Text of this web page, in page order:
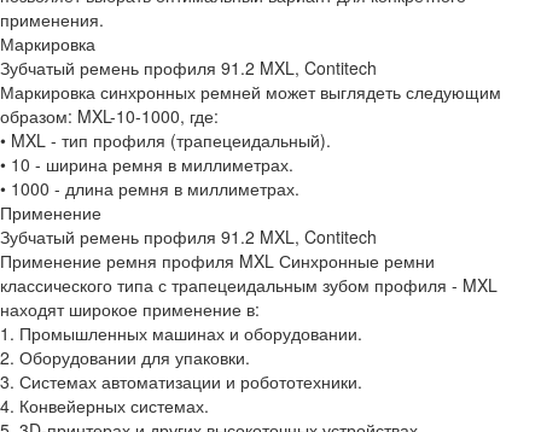
применения.
Маркировка
Зубчатый ремень профиля 91.2 MXL, Contitech
Маркировка синхронных ремней может выглядеть следующим
образом: MXL-10-1000, где:
• MXL - тип профиля (трапецеидальный).
• 10 - ширина ремня в миллиметрах.
• 1000 - длина ремня в миллиметрах.
Применение
Зубчатый ремень профиля 91.2 MXL, Contitech
Применение ремня профиля MXL Синхронные ремни
классического типа с трапецеидальным зубом профиля - MXL
находят широкое применение в:
1. Промышленных машинах и оборудовании.
2. Оборудовании для упаковки.
3. Системах автоматизации и робототехники.
4. Конвейерных системах.